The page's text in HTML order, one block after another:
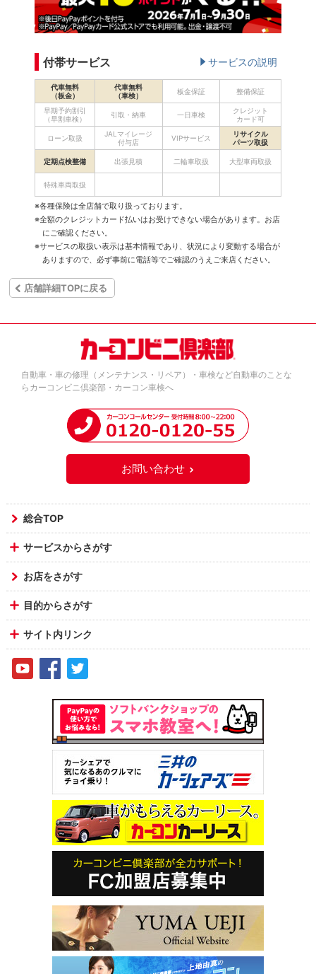
付帯サービス サービスの説明
代車無料
（板金）
代車無料
（車検）
板金保証 整備保証
早期予約割引
（早割車検）
引取・納車 一日車検
クレジット
カード可
ローン取扱
JALマイレージ
付与店
VIPサービス
リサイクル
パーツ取扱
定期点検整備 出張見積 二輪車取扱 大型車両取扱
特殊車両取扱
※各種保険は全店舗で取り扱っております。
※全額のクレジットカード払いはお受けできない場合があります。お店
にご確認ください。
※サービスの取扱い表示は基本情報であり、状況により変動する場合が
ありますので、必ず事前に電話等でご確認のうえご来店ください。
店舗詳細TOPに戻る
自動車・車の修理（メンテナンス・リペア）・車検など自動車のことな
らカーコンビニ倶楽部・カーコン車検へ
お問い合わせ
総合TOP
サービスからさがす
お店をさがす
目的からさがす
サイト内リンク